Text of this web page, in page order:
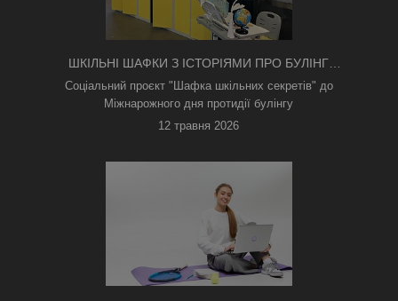
ШКІЛЬНІ ШАФКИ З ІСТОРІЯМИ ПРО БУЛІНГ
З'ЯВИЛИСЯ В КИЄВІ
Соціальний проєкт "Шафка шкільних секретів" до
Міжнарожного дня протидії булінгу
12 травня 2026